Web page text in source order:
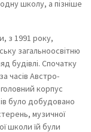
школу, а пізніше
з 1991 року,
загальноосвітню
будівлі. Спочатку
часів Австро-
корпус
було добудовано
музичної
школи їй були